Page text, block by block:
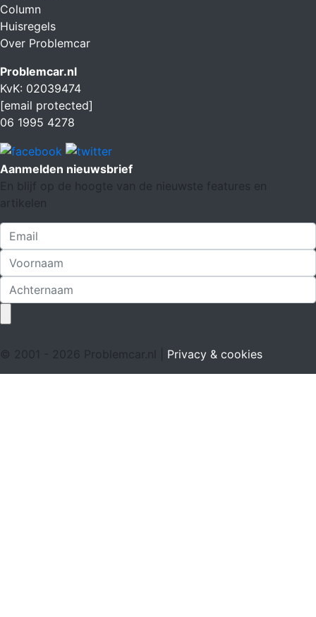
Column
Huisregels
Over Problemcar
Problemcar.nl
KvK: 02039474
[email protected]
06 1995 4278
Aanmelden nieuwsbrief
En blijf op de hoogte van de nieuwste features en
artikelen
© 2001 - 2026 Problemcar.nl | Privacy & cookies